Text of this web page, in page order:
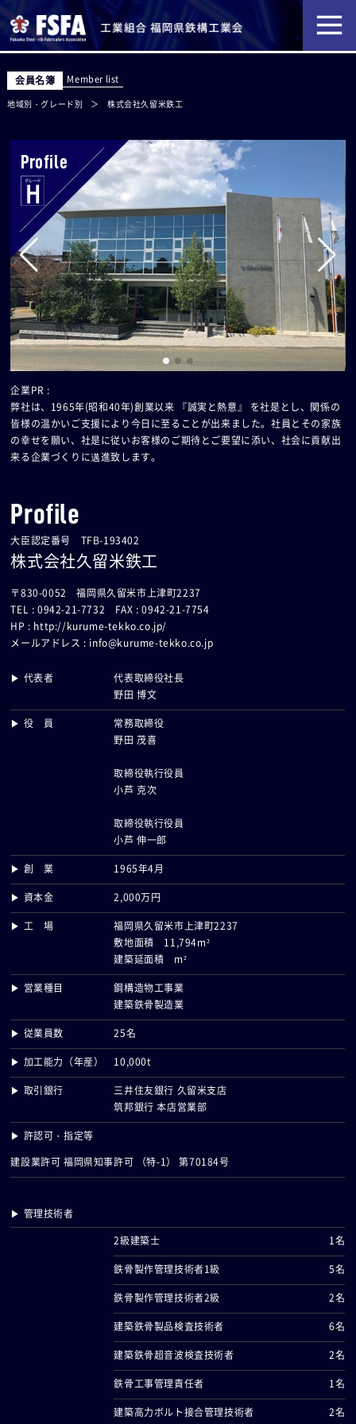
会員名簿 Member list
地域別・グレード別 株式会社久留米鉄工
Profile
企業PR :
弊社は、1965年(昭和40年)創業以来 『誠実と熱意』 を社是とし、関係の
皆様の温かいご支援により今日に至ることが出来ました。社員とその家族
の幸せを願い、社是に従いお客様のご期待とご要望に添い、社会に貢献出
来る企業づくりに邁進致します。
Profile
大臣認定番号 TFB-193402
株式会社久留米鉄工
〒830-0052 福岡県久留米市上津町2237
TEL : 0942-21-7732 FAX : 0942-21-7754
HP : http://kurume-tekko.co.jp/
メールアドレス : info@kurume-tekko.co.jp
▶ 代表者
代表取締役社長
野田 博文
▶ 役 員
常務取締役
野田 茂喜
取締役執行役員
小芦 克次
取締役執行役員
小芦 伸一郎
▶ 創 業
1965年4月
▶ 資本金
2,000万円
▶ 工 場
福岡県久留米市上津町2237
敷地面積 11,794m²
建築延面積 m²
▶ 営業種目
鋼構造物工事業
建築鉄骨製造業
▶ 従業員数
25名
▶ 加工能力（年産）
10,000t
▶ 取引銀行
三井住友銀行 久留米支店
筑邦銀行 本店営業部
▶ 許認可・指定等
建設業許可 福岡県知事許可 （特-1） 第70184号
▶ 管理技術者
2級建築士
1名
鉄骨製作管理技術者1級
5名
鉄骨製作管理技術者2級
2名
建築鉄骨製品検査技術者
6名
建築鉄骨超音波検査技術者
2名
鉄骨工事管理責任者
1名
建築高力ボルト接合管理技術者
2名